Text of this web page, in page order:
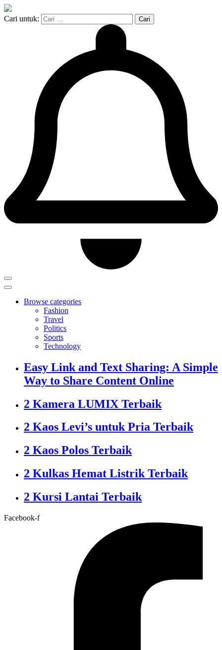
Cari untuk:
Browse categories
Fashion
Travel
Politics
Sports
Technology
Easy Link and Text Sharing: A Simple
Way to Share Content Online
2 Kamera LUMIX Terbaik
2 Kaos Levi’s untuk Pria Terbaik
2 Kaos Polos Terbaik
2 Kulkas Hemat Listrik Terbaik
2 Kursi Lantai Terbaik
Facebook-f